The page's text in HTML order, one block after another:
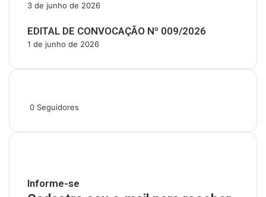
3 de junho de 2026
EDITAL DE CONVOCAÇÃO Nº 009/2026
1 de junho de 2026
0 Seguidores
Informe-se